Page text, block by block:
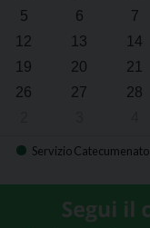
5 6 7
12 13 14
19 20 21
26 27 28
Servizio Catecumenato